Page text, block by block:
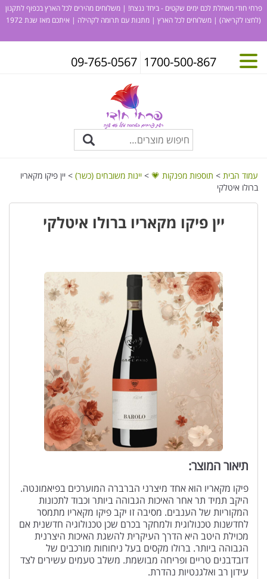
פרחי חודי מאחלת לכם ימים שקטים - ביחד ננצח! | משלוחים מהירים לכל הארץ בכפוף לתקנון
(לחצו לקריאה) | משלוחים לכל הארץ | מתנות עם תרומה לקהילה | איתכם מאז שנת 1972
1700-500-867
09-765-0567
עמוד הבית > תוספות מפנקות 💗 > יינות משובחים (כשר) > יין פיקו מקאריו
ברולו איטלקי
יין פיקו מקאריו ברולו איטלקי
תיאור המוצר:
פיקו מקאריו הוא אחד מיצרני הברברה המוערכים בפיאמונטה.
היקב תמיד תר אחר האיכות הגבוהה ביותר וכבוד לתכונות
המקוריות של הענבים. מסיבה זו יקב פיקו מקאריו מתמסר
לחדשנות טכנולוגית ולמחקר בכרם שכן טכנולוגיה חדשנית אם
מכוילת היטב היא הדרך העיקרית להשגת האיכות היצרנית
הגבוהה ביותר. ברולו מקסים בעל ניחוחות מורכבים של
דובדבנים טריים ופריחה מבושמת. משלב טעמים עשירים לצד
עידון רב ואלגנטיות נהדרת.